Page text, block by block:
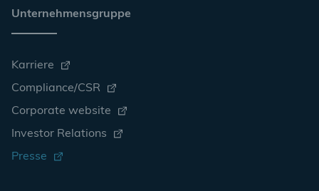
Unternehmensgruppe
Karriere
Compliance/CSR
Corporate website
Investor Relations
Presse